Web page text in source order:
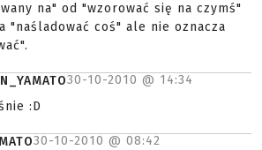
na" od "wzorować się na czymś"
"naśladować coś" ale nie oznacza
30-10-2010 @ 14:34
:D
30-10-2010 @ 08:42